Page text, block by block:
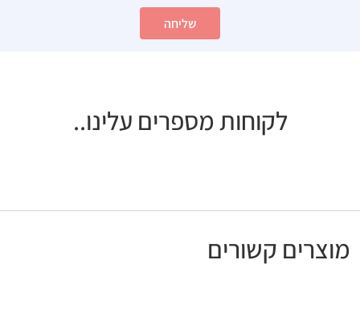
שליחה
לקוחות מספרים עלינו..
מוצרים קשורים